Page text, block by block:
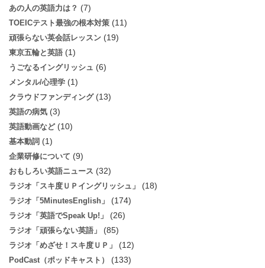
あの人の英語力は？ (7)
TOEICテスト最強の根本対策 (11)
頑張らない英会話レッスン (19)
東京五輪と英語 (1)
うごなるイングリッシュ (6)
メンタル/心理学 (1)
クラウドファンディング(13)
英語の病気 (3)
英語動画など(10)
基本動詞 (1)
企業研修について (9)
おもしろい英語ニュース (32)
ラジオ「スキ度ＵＰイングリッシュ」 (18)
ラジオ「5MinutesEnglish」 (174)
ラジオ「英語でSpeak Up!」 (26)
ラジオ「頑張らない英語」 (85)
ラジオ「めざせ！スキ度ＵＰ」 (12)
PodCast（ポッドキャスト） (133)